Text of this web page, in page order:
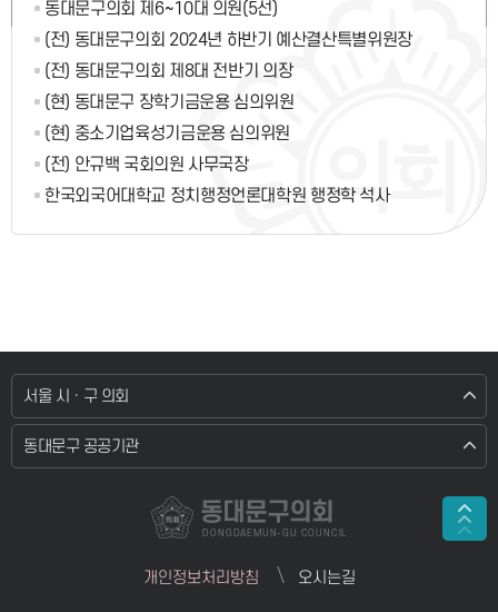
동대문구의회 제6~10대 의원(5선)
(전) 동대문구의회 2024년 하반기 예산결산특별위원장
(전) 동대문구의회 제8대 전반기 의장
(현) 동대문구 장학기금운용 심의위원
(현) 중소기업육성기금운용 심의위원
(전) 안규백 국회의원 사무국장
한국외국어대학교 정치행정언론대학원 행정학 석사
서울 시 · 구 의회
동대문구 공공기관
동대문구의회
DONGDAEMUN-GU COUNCIL
개인정보처리방침 오시는길